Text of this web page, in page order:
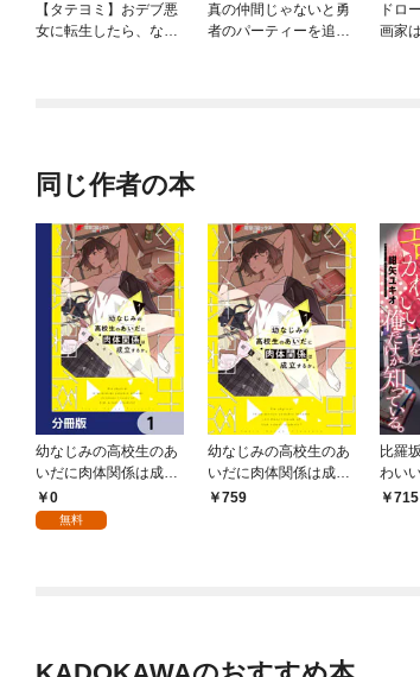
【タテヨミ】おデブ悪
女に転生したら、なぜ
真の仲間じゃないと勇
者のパーティーを追い
ドロ
画家
同じ作者の本
幼なじみの高校生のあ
いだに肉体関係は成立
するか。【分冊版】
1
0
無料
幼なじみの高校生のあ
いだに肉体関係は成立
するか。（１）
759
比羅
わい
知っ
715